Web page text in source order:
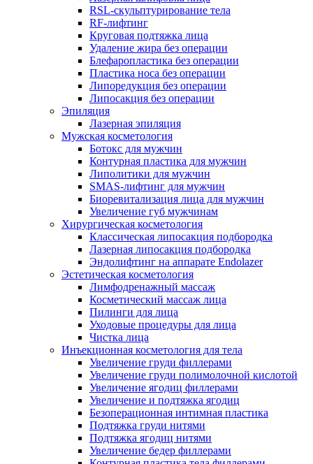
RSL-скульптурирование тела
RF-лифтинг
Круговая подтяжка лица
Удаление жира без операции
Блефаропластика без операции
Пластика носа без операции
Липоредукция без операции
Липосакция без операции
Эпиляция
Лазерная эпиляция
Мужская косметология
Ботокс для мужчин
Контурная пластика для мужчин
Липолитики для мужчин
SMAS-лифтинг для мужчин
Биоревитализация лица для мужчин
Увеличение губ мужчинам
Хирургическая косметология
Классическая липосакция подбородка
Лазерная липосакция подбородка
Эндолифтинг на аппарате Endolazer
Эстетическая косметология
Лимфодренажный массаж
Косметический массаж лица
Пилинги для лица
Уходовые процедуры для лица
Чистка лица
Инъекционная косметология для тела
Увеличение груди филлерами
Увеличение груди полимолочной кислотой
Увеличение ягодиц филлерами
Увеличение и подтяжка ягодиц
Безоперационная интимная пластика
Подтяжка груди нитями
Подтяжка ягодиц нитями
Увеличение бедер филлерами